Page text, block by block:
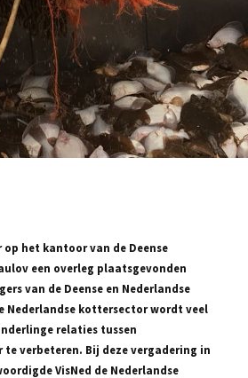
het kantoor van de Deense
een overleg plaatsgevonden
van de Deense en Nederlandse
Nederlandse kottersector wordt veel
relaties tussen
te verbeteren. Bij deze vergadering in
VisNed de Nederlandse